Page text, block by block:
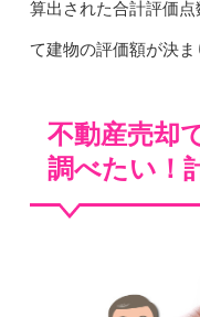
算出された合計評価
て建物の評価額が決ま
不動産売却
調べたい！